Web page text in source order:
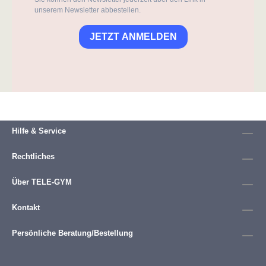
unserem Newsletter abbestellen.
JETZT ANMELDEN
Hilfe & Service
Rechtliches
Über TELE-GYM
Kontakt
Persönliche Beratung/Bestellung